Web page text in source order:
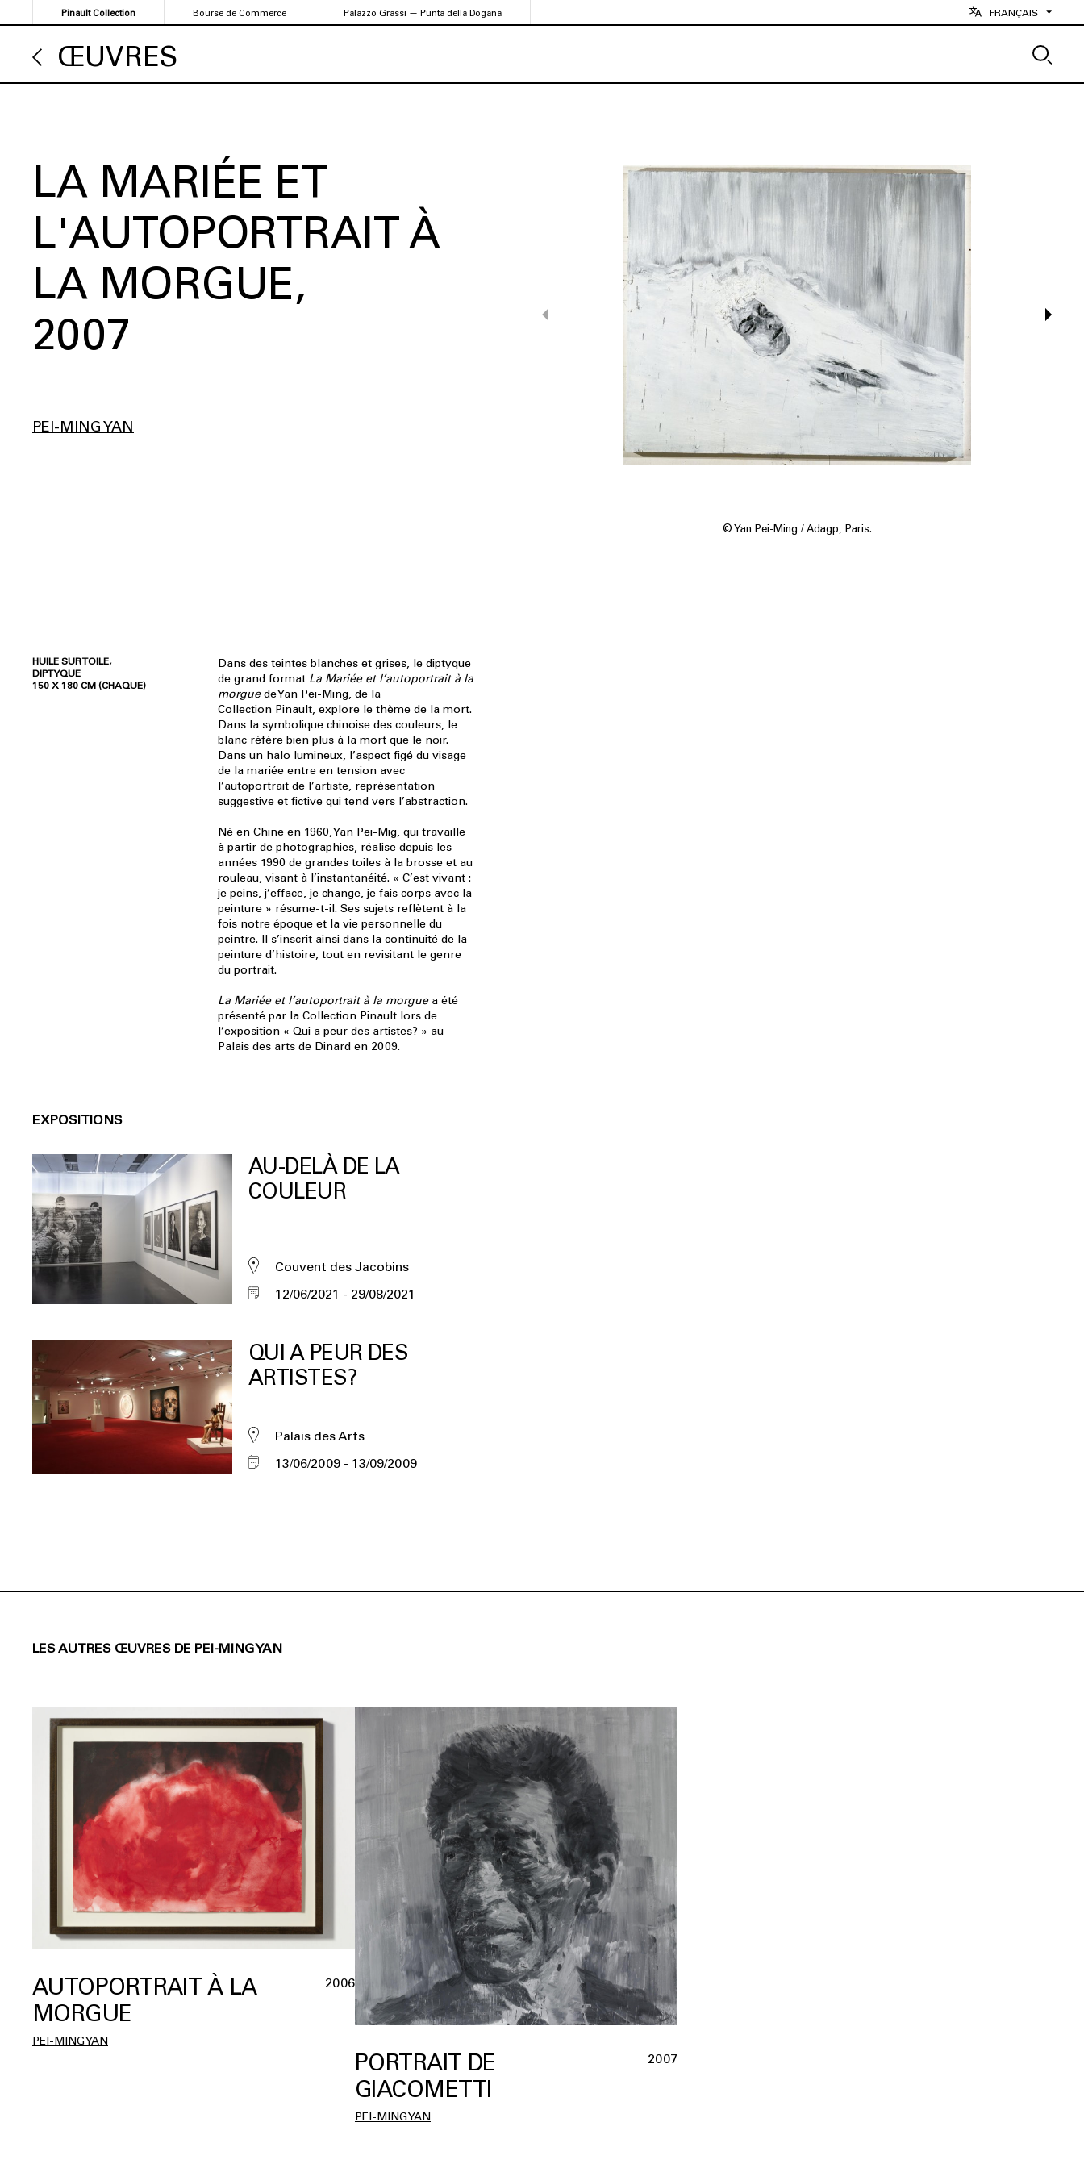
au
contenu
principal
Pinault Collection Bourse de Commerce Palazzo Grassi — Punta della Dogana FRANÇAIS
ŒUVRES
LA MARIÉE ET
L'AUTOPORTRAIT À
LA MORGUE
2007
PEI-MING YAN
HUILE SUR TOILE,
DIPTYQUE
150 X 180 CM (CHAQUE)
Dans des teintes blanches et grises, le diptyque
de grand format La Mariée et l’autoportrait à la
morguede Yan Pei-Ming, de la
Collection Pinault, explore le thème de la mort.
Dans la symbolique chinoise des couleurs, le
blanc réfère bien plus à la mort que le noir.
Dans un halo lumineux, l’aspect figé du visage
de la mariée entre en tension avec
l’autoportrait de l’artiste, représentation
suggestive et fictive qui tend vers l’abstraction.
Né en Chine en 1960, Yan Pei-Mig, qui travaille
à partir de photographies, réalise depuis les
années 1990 de grandes toiles à la brosse et au
rouleau, visant à l’instantanéité. « C’est vivant :
je peins, j’efface, je change, je fais corps avec la
peinture » résume-t-il. Ses sujets reflètent à la
fois notre époque et la vie personnelle du
peintre. Il s’inscrit ainsi dans la continuité de la
peinture d’histoire, tout en revisitant le genre
du portrait.
La Mariée et l’autoportrait à la morguea été
présenté par la Collection Pinault lors de
l’exposition « Qui a peur des artistes? » au
Palais des arts de Dinard en 2009.
EXPOSITIONS
AU-DELÀ DE LA
COULEUR
Couvent des Jacobins
12/06/2021
29/08/2021
QUI A PEUR DES
ARTISTES?
Palais des Arts
13/06/2009
13/09/2009
© Yan Pei-Ming / Adagp, Paris.
LES AUTRES ŒUVRES DE PEI-MING YAN
AUTOPORTRAIT À LA
MORGUE
2006
PEI-MING YAN
PORTRAIT DE
GIACOMETTI
2007
PEI-MING YAN